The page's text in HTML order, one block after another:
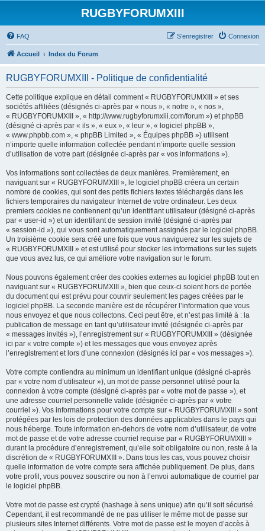
RUGBYFORUMXIII
FAQ Connexion
S’enregistrer
Accueil Index du Forum
RUGBYFORUMXIII - Politique de confidentialité
Cette politique explique en détail comment « RUGBYFORUMXIII » et ses
sociétés affiliées (désignés ci-après par « nous », « notre », « nos »,
« RUGBYFORUMXIII », « http://www.rugbyforumxiii.com/forum ») et phpBB
(désigné ci-après par « ils », « eux », « leur », « logiciel phpBB »,
« www.phpbb.com », « phpBB Limited », « Équipes phpBB ») utilisent
n’importe quelle information collectée pendant n’importe quelle session
d’utilisation de votre part (désignée ci-après par « vos informations »).
Vos informations sont collectées de deux manières. Premièrement, en
naviguant sur « RUGBYFORUMXIII », le logiciel phpBB créera un certain
nombre de cookies, qui sont des petits fichiers textes téléchargés dans les
fichiers temporaires du navigateur Internet de votre ordinateur. Les deux
premiers cookies ne contiennent qu’un identifiant utilisateur (désigné ci-après
par « user-id ») et un identifiant de session invité (désigné ci-après par
« session-id »), qui vous sont automatiquement assignés par le logiciel phpBB.
Un troisième cookie sera créé une fois que vous naviguerez sur les sujets de
« RUGBYFORUMXIII » et est utilisé pour stocker les informations sur les sujets
que vous avez lus, ce qui améliore votre navigation sur le forum.
Nous pouvons également créer des cookies externes au logiciel phpBB tout en
naviguant sur « RUGBYFORUMXIII », bien que ceux-ci soient hors de portée
du document qui est prévu pour couvrir seulement les pages créées par le
logiciel phpBB. La seconde manière est de récupérer l’information que vous
nous envoyez et que nous collectons. Ceci peut être, et n’est pas limité à : la
publication de message en tant qu’utilisateur invité (désignée ci-après par
« messages invités »), l’enregistrement sur « RUGBYFORUMXIII » (désignée
ici par « votre compte ») et les messages que vous envoyez après
l’enregistrement et lors d’une connexion (désignés ici par « vos messages »).
Votre compte contiendra au minimum un identifiant unique (désigné ci-après
par « votre nom d’utilisateur »), un mot de passe personnel utilisé pour la
connexion à votre compte (désigné ci-après par « votre mot de passe »), et
une adresse courriel personnelle valide (désignée ci-après par « votre
courriel »). Vos informations pour votre compte sur « RUGBYFORUMXIII » sont
protégées par les lois de protection des données applicables dans le pays qui
nous héberge. Toute information en-dehors de votre nom d’utilisateur, de votre
mot de passe et de votre adresse courriel requise par « RUGBYFORUMXIII »
durant la procédure d’enregistrement, qu’elle soit obligatoire ou non, reste à la
discrétion de « RUGBYFORUMXIII ». Dans tous les cas, vous pouvez choisir
quelle information de votre compte sera affichée publiquement. De plus, dans
votre profil, vous pouvez souscrire ou non à l’envoi automatique de courriel par
le logiciel phpBB.
Votre mot de passe est crypté (hashage à sens unique) afin qu’il soit sécurisé.
Cependant, il est recommandé de ne pas utiliser le même mot de passe sur
plusieurs sites Internet différents. Votre mot de passe est le moyen d’accès à